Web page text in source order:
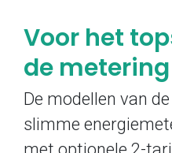
Voor het
de
De modellen van
slimme